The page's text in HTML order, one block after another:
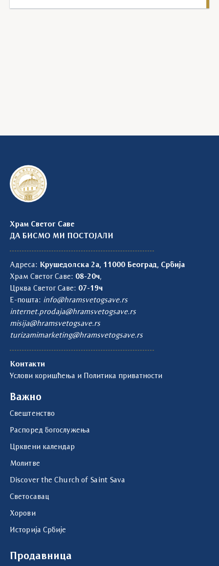
Храм Светог Саве
ДА БИСМО МИ ПОСТОЈАЛИ
Адреса: Крушедолска 2а, 11000 Београд, Србија
Храм Светог Саве: 08-20ч,
Црква Светог Саве: 07-19ч
Е-пошта: info@hramsvetogsave.rs
internet.prodaja@hramsvetogsave.rs
misija@hramsvetogsave.rs
turizamimarketing@hramsvetogsave.rs
Контакти
Услови коришћења и Политика приватности
Важно
Свештенство
Распоред богослужења
Црквени календар
Молитве
Discover the Church of Saint Sava
Светосавац
Хорови
Историја Србије
Продавница